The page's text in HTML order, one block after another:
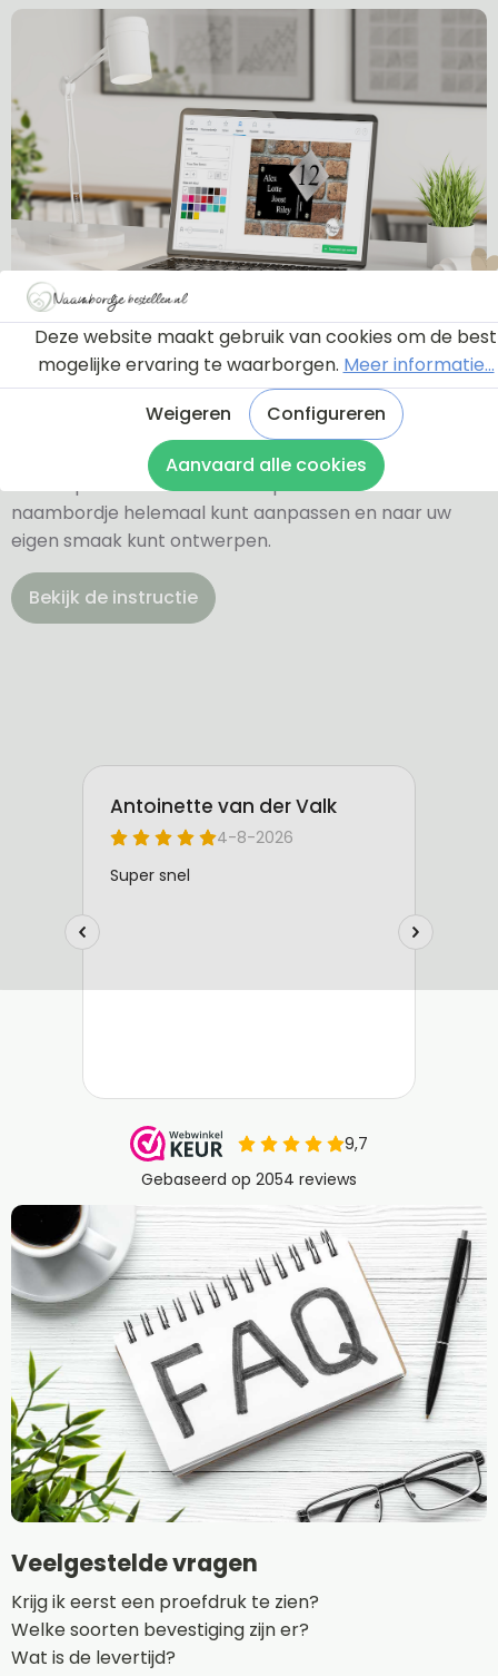
Ontwerptool
Via onderstaande knop komt u bij een instructie en
een tutorial die u een rondleiding geeft door de
ontwerptool. Hierdoor weet u precies hoe u zelf uw
naambordje helemaal kunt aanpassen en naar uw
eigen smaak kunt ontwerpen.
Bekijk de instructie
Veelgestelde vragen
Krijg ik eerst een proefdruk te zien?
Welke soorten bevestiging zijn er?
Wat is de levertijd?
Deze website maakt gebruik van cookies om de best
mogelijke ervaring te waarborgen. Meer informatie...
Weigeren
Configureren
Aanvaard alle cookies